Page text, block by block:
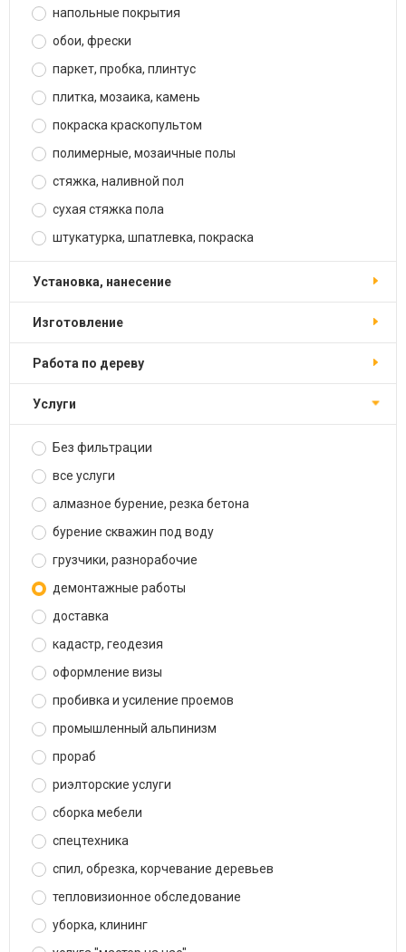
напольные покрытия
обои, фрески
паркет, пробка, плинтус
плитка, мозаика, камень
покраска краскопультом
полимерные, мозаичные полы
стяжка, наливной пол
сухая стяжка пола
штукатурка, шпатлевка, покраска
установка, нанесение
изготовление
работа по дереву
услуги
Без фильтрации
все услуги
алмазное бурение, резка бетона
бурение скважин под воду
грузчики, разнорабочие
демонтажные работы
доставка
кадастр, геодезия
оформление визы
пробивка и усиление проемов
промышленный альпинизм
прораб
риэлторские услуги
сборка мебели
спецтехника
спил, обрезка, корчевание деревьев
тепловизионное обследование
уборка, клининг